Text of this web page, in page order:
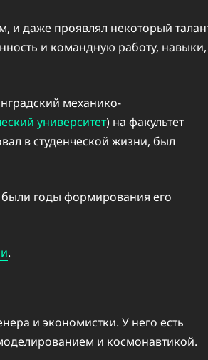
и даже проявлял некоторый
и командную работу, навыки,
механико-
университет) на факультет
в студенческой жизни, был
годы формирования его
.
и экономистки. У него есть
и космонавтикой.